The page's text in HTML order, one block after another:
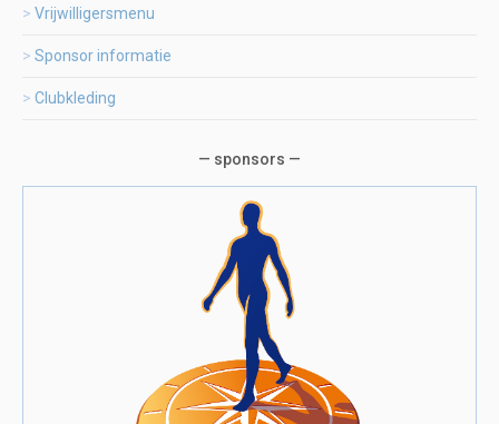
Vrijwilligersmenu
Sponsor informatie
Clubkleding
— sponsors —